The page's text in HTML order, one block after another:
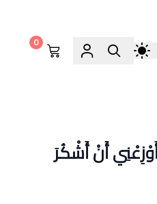
0
أَنْ أَشْكُرَ